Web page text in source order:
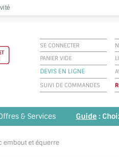
SE CONNECTER
PANIER VIDE
DEVIS EN LIGNE
SUIVI DE COMMANDES
& Services Guide :
embout et équerre